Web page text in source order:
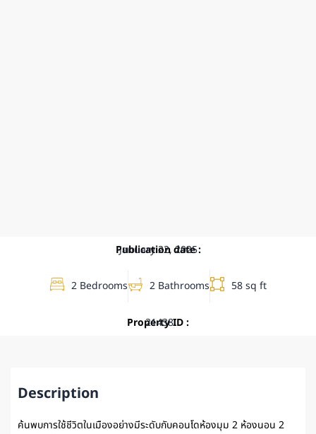
Publication date :
January 22, 2025
2 Bedrooms 2 Bathrooms 58 sq ft
Property ID :
21438
Description
ค้นพบการใช้ชีวิตในเมืองอย่างมีระดับกับคอนโดห้องมุม 2 ห้องนอน 2